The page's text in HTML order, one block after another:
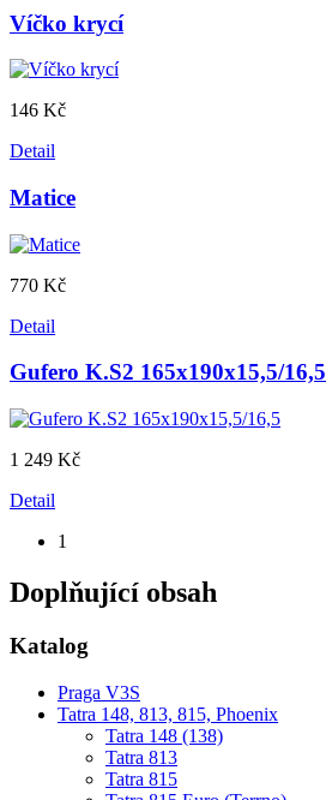
Víčko krycí
146 Kč
Detail
Matice
770 Kč
Detail
Gufero K.S2 165x190x15,5/16,5
1 249 Kč
Detail
1
Doplňující obsah
Katalog
Praga V3S
Tatra 148, 813, 815, Phoenix
Tatra 148 (138)
Tatra 813
Tatra 815